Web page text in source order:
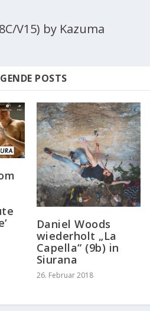
V15) by Kazuma
POSTS
Daniel Woods
wiederholt „La
Capella“ (9b) in
Siurana
26. Februar 2018